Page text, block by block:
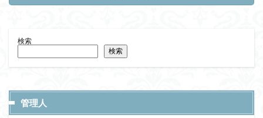
検索
検索
管理人